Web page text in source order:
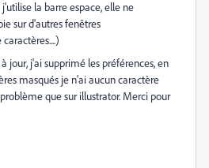
la barre espace, elle ne
sur d'autres fenêtres
jour, j'ai supprimé les préférences, en
masqués je n'ai aucun caractère
que sur illustrator. Merci pour